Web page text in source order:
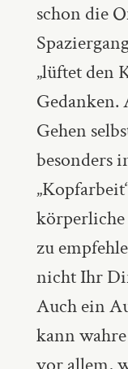
schon die
„lüftet den
Gedanken.
Gehen
besonders
körperliche
zu
nicht Ihr
Auch ein
kann